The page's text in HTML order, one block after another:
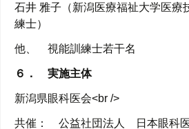
石井 雅子（新潟医療福祉大学医
練士）
他、 視能訓練士若干名
６． 実施主体
新潟県眼科医会<br />
共催： 公益社団法人 日本眼科